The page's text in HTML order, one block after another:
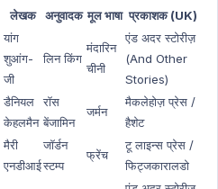
लेखक अनुवादक मूल भाषा प्रकाशक (UK)
यांग
शुआंग-
जी
लिन किंग
मंदारिन
चीनी
एंड अदर स्टोरीज़
(And Other
Stories)
डैनियल
केहलमैन
रॉस
बेंजामिन
जर्मन
मैकलेहोज़ प्रेस /
हैशेट
मैरी
एनडीआई
जॉर्डन
स्टम्प
फ्रेंच
टू लाइन्स प्रेस /
फिट्जकारालडो